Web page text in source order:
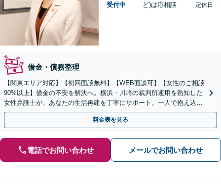
受付中
ど)は応相談
定休日
借金・債務整理
【関東エリア対応】【初回面談無料】【WEB面談可】【女性のご相談
90%以上】借金の不安を解決へ。横浜・川崎の裁判所運用を熟知した
女性弁護士が、あなたの生活再建を丁寧にサポート。一人で抱え込ま
ず、新しい人生への一歩をここから踏み出しませんか。
料金表を見る
電話でお問い合わせ メールでお問い合わせ